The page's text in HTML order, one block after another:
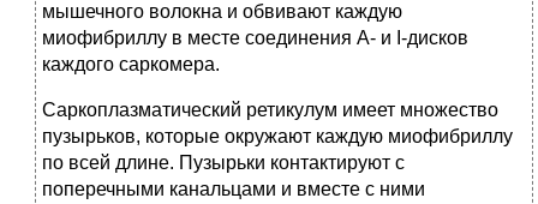
мышечного волокна и обвивают каждую
миофибриллу в месте соединения А- и I-дисков
каждого саркомера.
Саркоплазматический ретикулум имеет множество
пузырьков, которые окружают каждую миофибриллу
по всей длине. Пузырьки контактируют с
поперечными канальцами и вместе с ними